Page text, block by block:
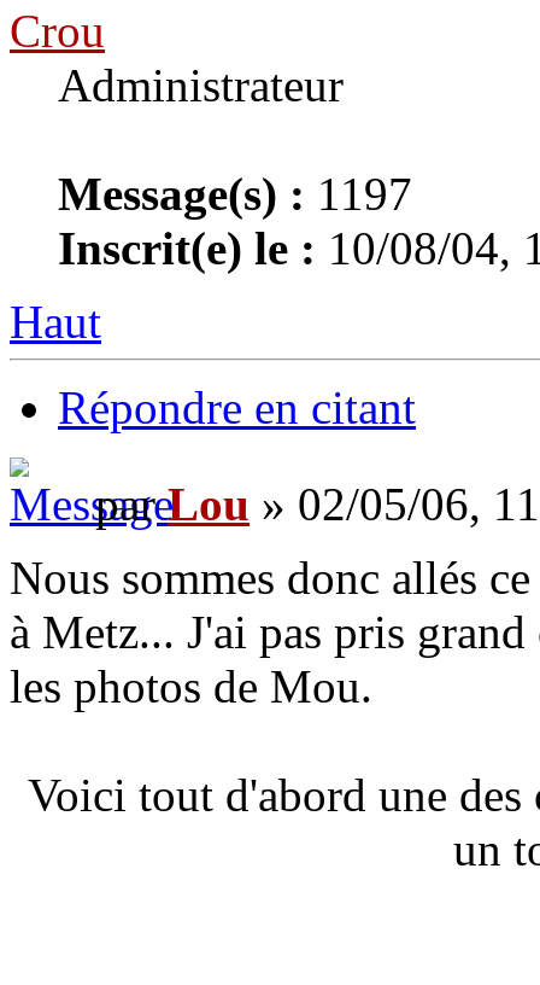
Crou
Administrateur
Message(s) : 1197
Inscrit(e) le : 10/08/04,
Haut
Répondre en citant
parLou » 02/05/06,
Nous sommes donc allés
à Metz... J'ai pas pris
les photos de Mou.
Voici tout d'abord une
un